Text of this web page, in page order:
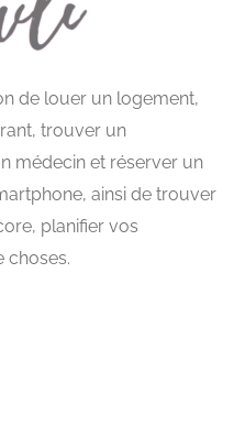
de louer un logement,
trouver un
médecin et réserver un
ainsi de trouver
planifier vos
choses.